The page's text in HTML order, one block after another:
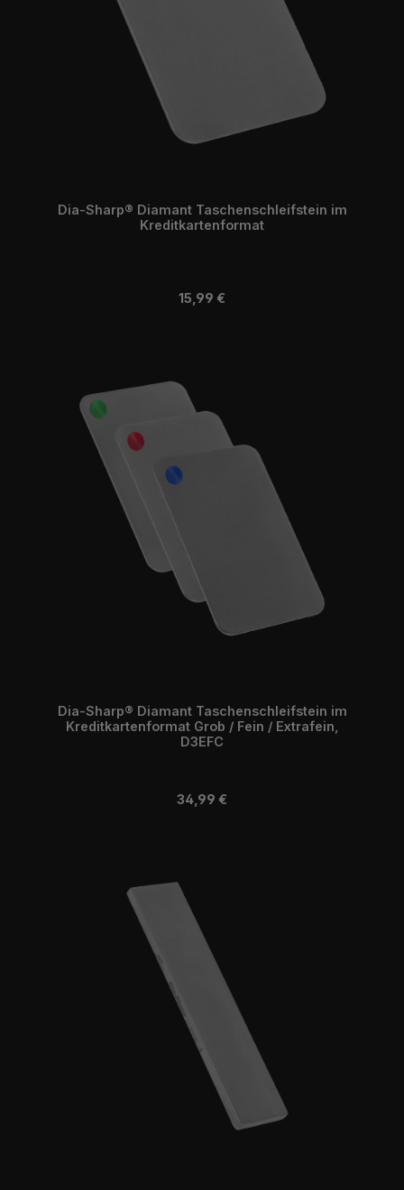
Dia-Sharp® Diamant Taschenschleifstein im
Kreditkartenformat
Regulärer Preis:
15,99 €
Dia-Sharp® Diamant Taschenschleifstein im
Kreditkartenformat Grob / Fein / Extrafein,
D3EFC
Regulärer Preis:
34,99 €